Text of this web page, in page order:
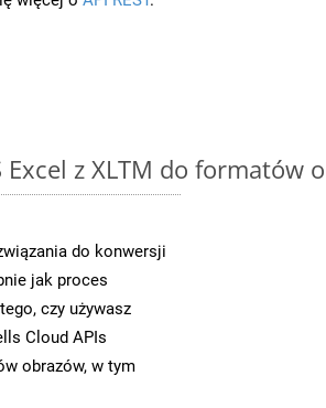
z XLTM do
do konwersji
jak proces
czy używasz
Cloud APIs
obrazów, w tym